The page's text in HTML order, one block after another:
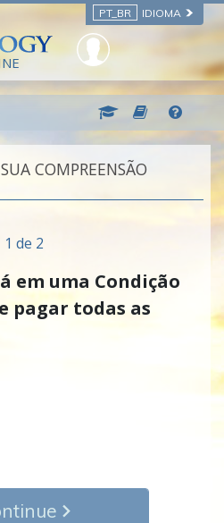
PT_BR IDIOMA
COMPREENSÃO
1 de 2
em uma Condição
pagar todas as